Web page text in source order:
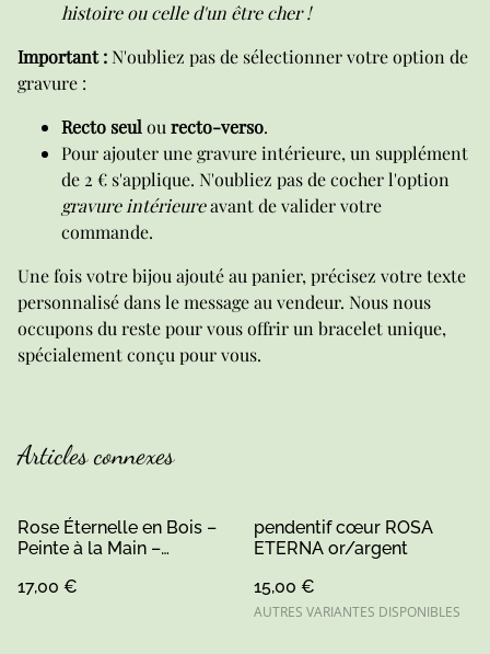
histoire ou celle d'un être cher !
Important :N'oubliez pas de sélectionner votre option de
gravure :
Recto seul ou recto-verso.
Pour ajouter une gravure intérieure, un supplément
de 2 € s'applique. N'oubliez pas de cocher l'option
gravure intérieureavant de valider votre
commande.
Une fois votre bijou ajouté au panier, précisez votre texte
personnalisé dans le message au vendeur. Nous nous
occupons du reste pour vous offrir un bracelet unique,
spécialement conçu pour vous.
Articles connexes
Rose Éternelle en Bois –
Peinte à la Main –
17,00 €
pendentif cœur ROSA
ETERNA or/argent
15,00 €
AUTRES VARIANTES DISPONIBLES